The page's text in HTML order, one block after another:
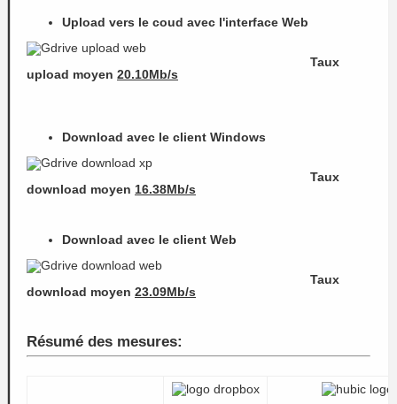
Upload vers le coud avec l'interface Web
Taux
upload moyen 20.10Mb/s
Download avec le client Windows
Taux
download moyen 16.38Mb/s
Download avec le client Web
Taux
download moyen 23.09Mb/s
Résumé des mesures: